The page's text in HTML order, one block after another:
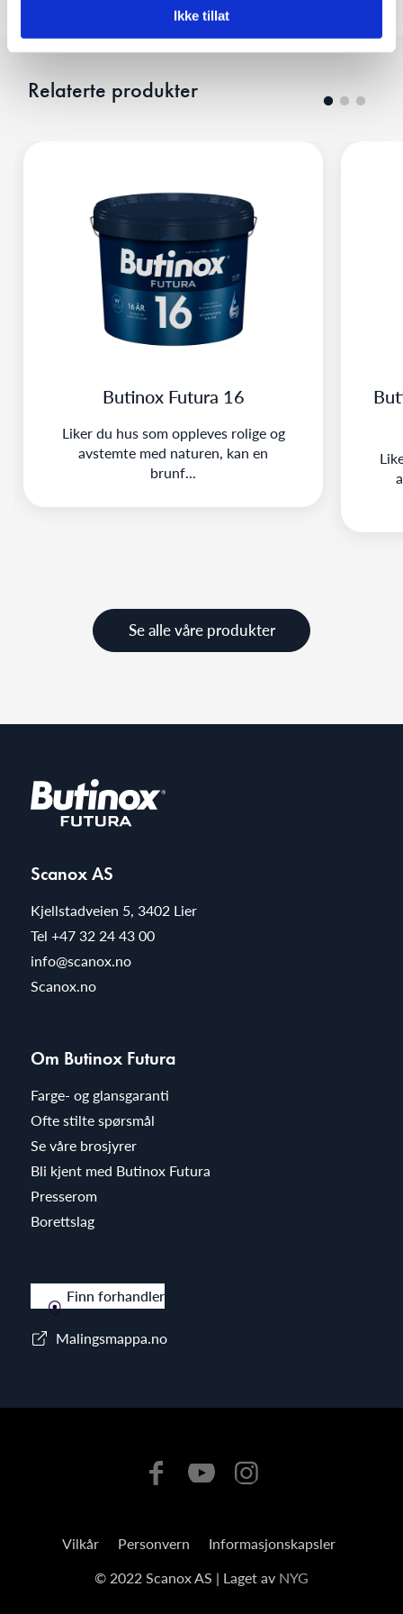
Ikke tillat
Relaterte produkter
Butinox Futura 16
Liker du hus som oppleves rolige og
avstemte med naturen, kan en
brunf...
Se alle våre produkter
Scanox AS
Kjellstadveien 5, 3402 Lier
Tel +47 32 24 43 00
info@scanox.no
Scanox.no
Om Butinox Futura
Farge- og glansgaranti
Ofte stilte spørsmål
Se våre brosjyrer
Bli kjent med Butinox Futura
Presserom
Borettslag
Finn forhandler
Malingsmappa.no
© 2022 Scanox AS | Laget av NYG
Vilkår Personvern Informasjonskapsler